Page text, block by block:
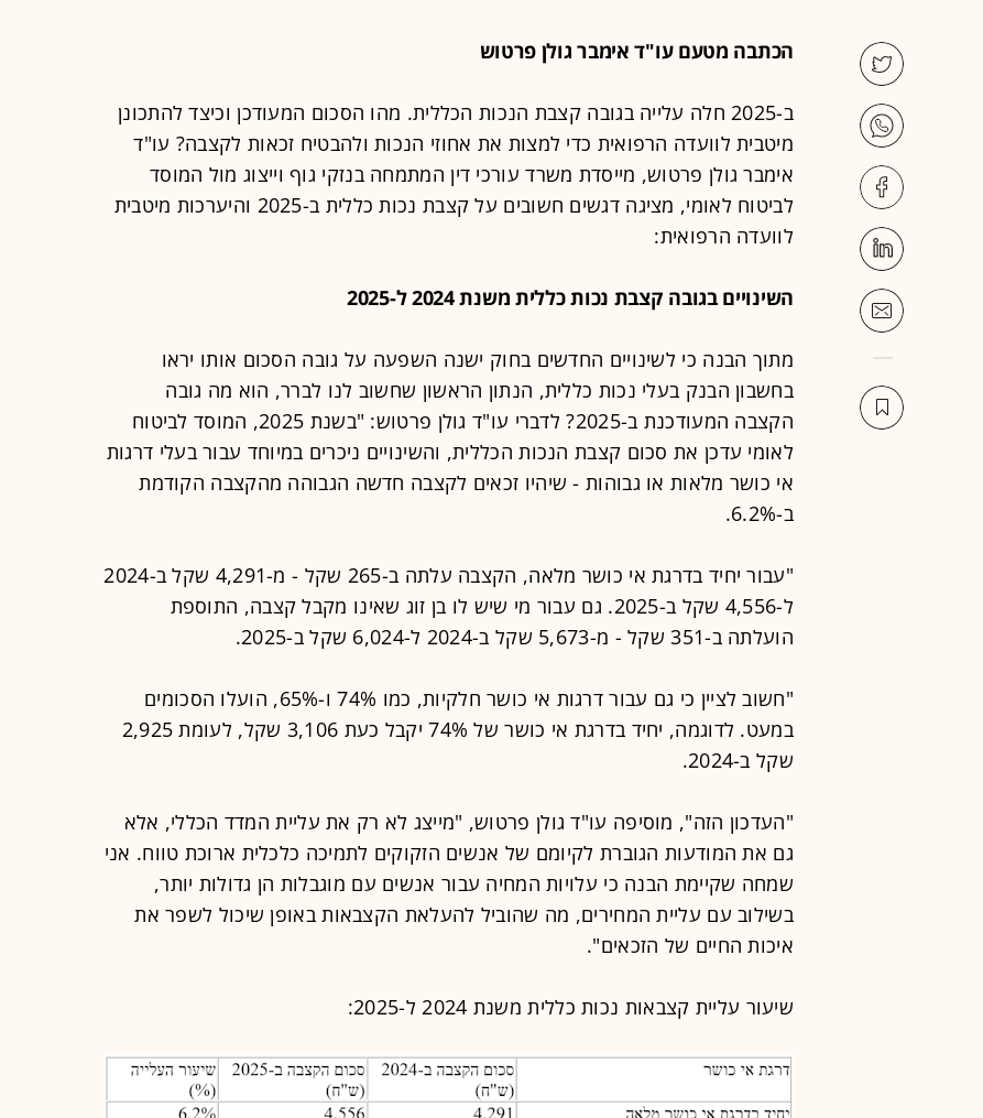
הכתבה מטעם עו"ד אימבר גולן פרטוש
ב-2025 חלה עלייה בגובה קצבת הנכות הכללית. מהו הסכום המעודכן וכיצד להתכונן
מיטבית לוועדה הרפואית כדי למצות את אחוזי הנכות ולהבטיח זכאות לקצבה? עו"ד
אימבר גולן פרטוש, מייסדת משרד עורכי דין המתמחה בנזקי גוף וייצוג מול המוסד
לביטוח לאומי, מציגה דגשים חשובים על קצבת נכות כללית ב-2025 והיערכות מיטבית
לוועדה הרפואית:
השינויים בגובה קצבת נכות כללית משנת 2024 ל-2025
מתוך הבנה כי לשינויים החדשים בחוק ישנה השפעה על גובה הסכום אותו יראו
בחשבון הבנק בעלי נכות כללית, הנתון הראשון שחשוב לנו לברר, הוא מה גובה
הקצבה המעודכנת ב-2025? לדברי עו"ד גולן פרטוש: "בשנת 2025, המוסד לביטוח
לאומי עדכן את סכום קצבת הנכות הכללית, והשינויים ניכרים במיוחד עבור בעלי דרגות
אי כושר מלאות או גבוהות - שיהיו זכאים לקצבה חדשה הגבוהה מהקצבה הקודמת
ב-6.2%.
"עבור יחיד בדרגת אי כושר מלאה, הקצבה עלתה ב-265 שקל - מ-4,291 שקל ב-2024
ל-4,556 שקל ב-2025. גם עבור מי שיש לו בן זוג שאינו מקבל קצבה, התוספת
הועלתה ב-351 שקל - מ-5,673 שקל ב-2024 ל-6,024 שקל ב-2025.
"חשוב לציין כי גם עבור דרגות אי כושר חלקיות, כמו 74% ו-65%, הועלו הסכומים
במעט. לדוגמה, יחיד בדרגת אי כושר של 74% יקבל כעת 3,106 שקל, לעומת 2,925
שקל ב-2024.
"העדכון הזה", מוסיפה עו"ד גולן פרטוש, "מייצג לא רק את עליית המדד הכללי, אלא
גם את המודעות הגוברת לקיומם של אנשים הזקוקים לתמיכה כלכלית ארוכת טווח. אני
שמחה שקיימת הבנה כי עלויות המחיה עבור אנשים עם מוגבלות הן גדולות יותר,
בשילוב עם עליית המחירים, מה שהוביל להעלאת הקצבאות באופן שיכול לשפר את
איכות החיים של הזכאים".
שיעור עליית קצבאות נכות כללית משנת 2024 ל-2025: